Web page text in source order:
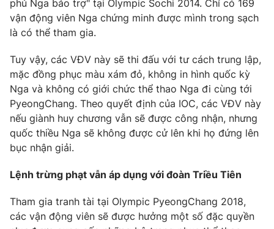
Sản phẩm
Tư vấn
Giao lưu trực tuyến
Chuyên mục khác
Emagazine Podcast
Photo
VTV Money VTV Thể thao
phủ Nga bảo trợ" tại Olympic Sochi 2014. Chỉ có 169
vận động viên Nga chứng minh được mình trong sạch
là có thể tham gia.
Tuy vậy, các VĐV này sẽ thi đấu với tư cách trung lập,
mặc đồng phục màu xám đỏ, không in hình quốc kỳ
Nga và không có giới chức thể thao Nga đi cùng tới
PyeongChang. Theo quyết định của IOC, các VĐV này
nếu giành huy chương vẫn sẽ được công nhận, nhưng
quốc thiều Nga sẽ không được cử lên khi họ đứng lên
bục nhận giải.
Lệnh trừng phạt vẫn áp dụng với đoàn Triều Tiên
Tham gia tranh tài tại Olympic PyeongChang 2018,
các vận động viên sẽ được hưởng một số đặc quyền